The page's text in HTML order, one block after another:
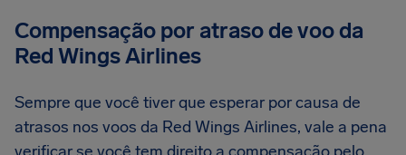
Compensação por atraso de voo da
Red Wings Airlines
Sempre que você tiver que esperar por causa de
atrasos nos voos da Red Wings Airlines, vale a pena